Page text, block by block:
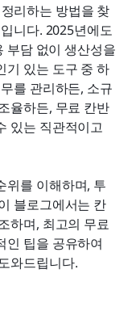
리하는 방법을 찾
니다. 2025년에도
부담 없이 생산성을
기 있는 도구 중 하
를 관리하든, 소규
율하든, 무료 칸반
있는 직관적이고
위를 이해하며, 투
블로그에서는 칸
하며, 최고의 무료
인 팁을 공유하여
와드립니다.
아야 하나요?
가지 무료 칸반
강력한 무료 칸